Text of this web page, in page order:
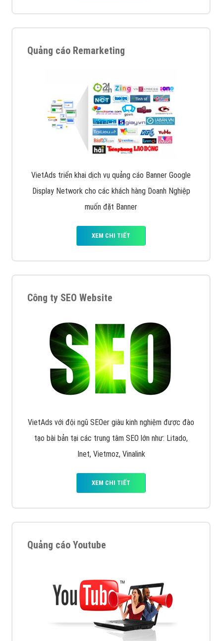
Quảng cáo Remarketing
VietAds triển khai dịch vụ quảng cáo Banner Google
Display Network cho các khách hàng Doanh Nghiệp
muốn đặt Banner
XEM CHI TIẾT
Công ty SEO Website
VietAds với đội ngũ SEOer giàu kinh nghiệm được đào
tạo bài bản tại các trung tâm SEO lớn như: Litado,
Inet, Vietmoz, Vinalink
XEM CHI TIẾT
Quảng cáo Youtube